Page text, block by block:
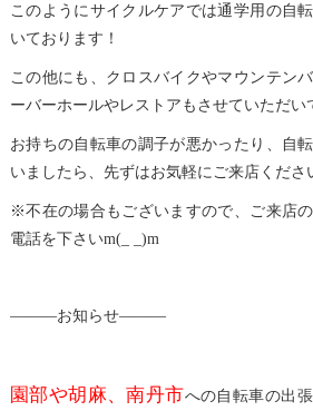
このようにサイクルケアでは通学用の自
いております！
この他にも、クロスバイクやマウンテン
ーバーホールやレストアもさせていただい
お持ちの自転車の調子が悪かったり、自
いましたら、先ずはお気軽にご来店くださ
※不在の場合もございますので、ご来店
電話を下さいm(_ _)m
―――お知らせ―――
園部や胡麻、南丹市への自転車の出